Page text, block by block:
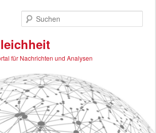
für Nachrichten und Analysen